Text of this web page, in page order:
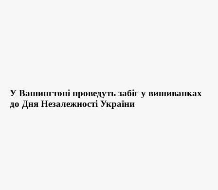
У Вашингтоні проведуть забіг у вишиванках
до Дня Незалежності України